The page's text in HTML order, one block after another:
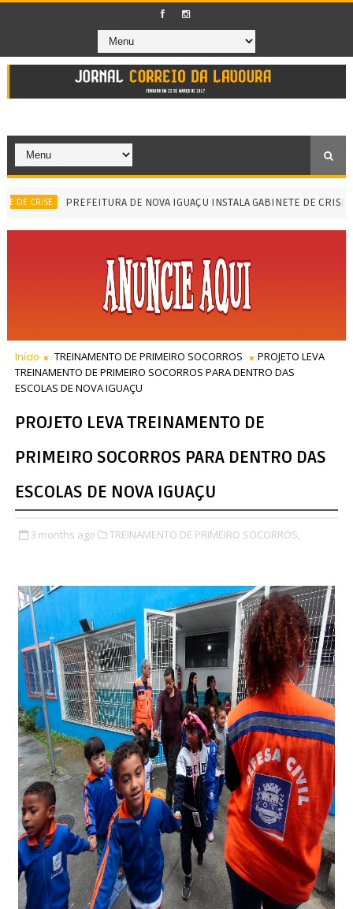
CRISE PREFEITURA DE NOVA IGUAÇU INSTALA GABINETE DE CRISE E
Início TREINAMENTO DE PRIMEIRO SOCORROS
PROJETO LEVA
TREINAMENTO DE PRIMEIRO SOCORROS PARA DENTRO DAS
ESCOLAS DE NOVA IGUAÇU
PROJETO LEVA TREINAMENTO DE
PRIMEIRO SOCORROS PARA DENTRO DAS
ESCOLAS DE NOVA IGUAÇU
3 months ago TREINAMENTO DE PRIMEIRO SOCORROS,